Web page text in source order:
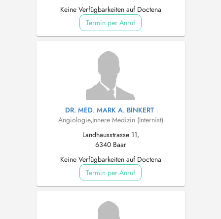
Keine Verfügbarkeiten auf Doctena
Termin per Anruf
DR. MED. MARK A. BINKERT
Angiologie,Innere Medizin (Internist)
Landhausstrasse 11,
6340 Baar
Keine Verfügbarkeiten auf Doctena
Termin per Anruf